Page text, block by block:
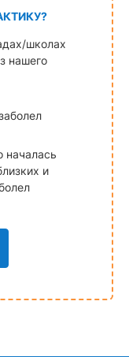
школах
нашего
началась
и